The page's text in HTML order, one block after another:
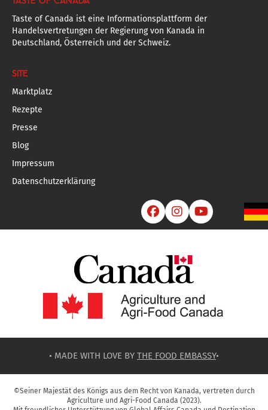
Taste of Canada ist eine Informationsplattform der
Handelsvertretungen der Regierung von Kanada in
Deutschland, Österreich und der Schweiz.
SITE
Marktplatz
Rezepte
Presse
Blog
Impressum
Datenschutzerklärung
  
• MADE WITH LOVE BY THE FOOD EMBASSY•
©Seiner Majestät des Königs aus dem Recht von Kanada, vertreten durch
Agriculture und Agri-Food Canada (2023).